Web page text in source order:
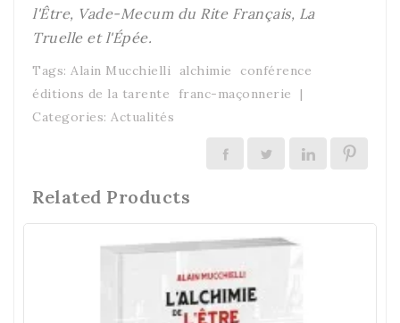
l'Être, Vade-Mecum du Rite Français, La
Truelle et l'Épée.
Tags: Alain Mucchielli alchimie
conférence
éditions de la tarente
franc-maçonnerie
|
Categories: Actualités
Related Products